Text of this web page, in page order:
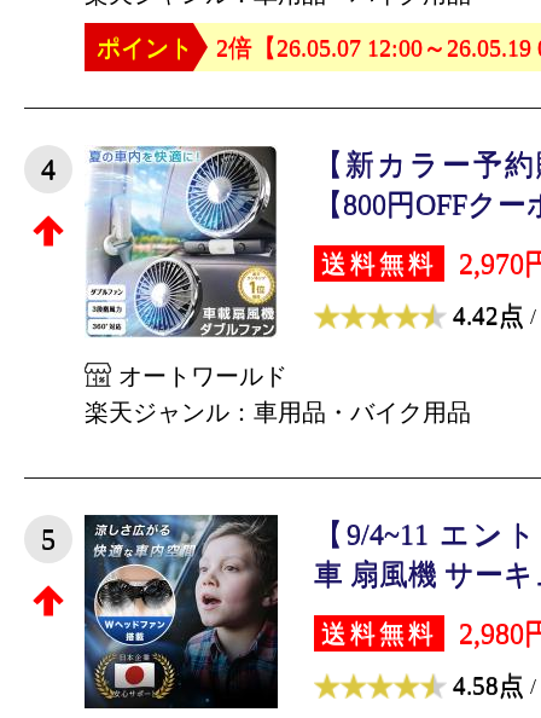
ポイント
2倍【26.05.07 12:00～26.05.19
4
【新カラー予
【800円OFFク
送料無料 2,970
4.42点 /
オートワールド
楽天ジャンル：車用品・バイク用品
5
【9/4~11 エン
車 扇風機 サー
送料無料 2,980
4.58点 /